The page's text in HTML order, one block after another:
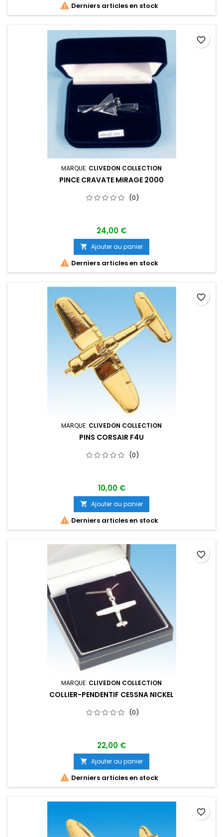
 Derniers articles en stock
MARQUE: CLIVEDON COLLECTION
PINCE CRAVATE MIRAGE 2000
(0)
24,00 €
 Ajouter au panier
 Derniers articles en stock
favorite_border
MARQUE: CLIVEDON COLLECTION
PINS CORSAIR F4U
(0)
10,00 €
 Ajouter au panier
 Derniers articles en stock
favorite_border
MARQUE: CLIVEDON COLLECTION
COLLIER-PENDENTIF CESSNA NICKEL
(0)
22,00 €
 Ajouter au panier
 Derniers articles en stock
favorite_border
favorite_border